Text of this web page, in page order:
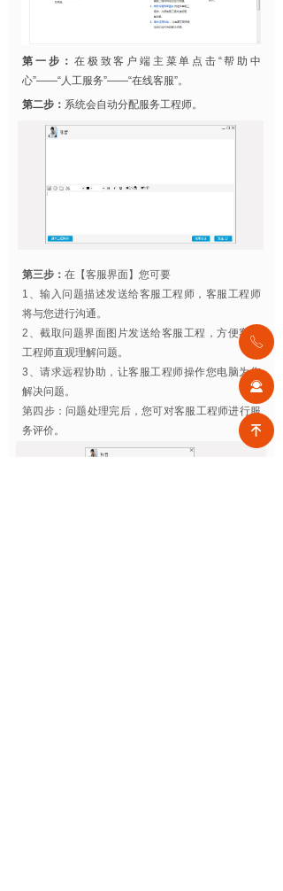
第三步： 在【客服界面】您可要
1、输入问题描述发送给客服工程师，客服工程师
将与您进行沟通。
2、截取问题界面图片发送给客服工程，方便客服
工程师直观理解问题。
3、请求远程协助，让客服工程师操作您电脑为您
解决问题。
第四步：问题处理完后，您可对客服工程师进行服
务评价。
第二步： 系统会自动分配服务工程师。
第一步：在极致客户端主菜单点击“帮助中
心”——“人工服务”——“在线客服”。
녠
끤
ꂅ